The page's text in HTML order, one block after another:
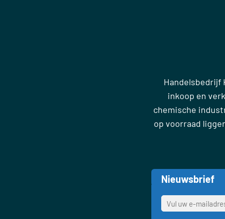
Handelsbedrijf
inkoop en
chemische
op voorraad
Nieuwsbrief